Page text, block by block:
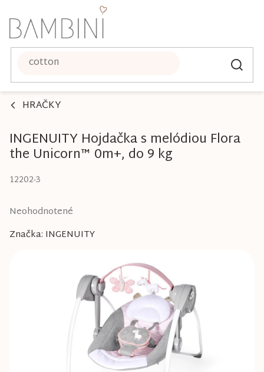
na
obsah
HRAČKY
INGENUITY Hojdačka s melódiou Flora
the Unicorn™ 0m+, do 9 kg
12202-3
Priemerné
produktu
Neohodnotené
Značka: INGENUITY